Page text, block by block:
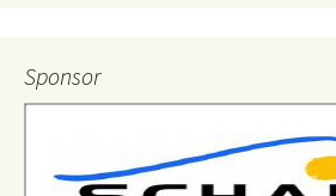
Sponsor